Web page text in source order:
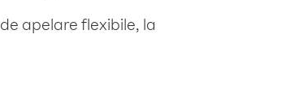
apelare flexibile, la